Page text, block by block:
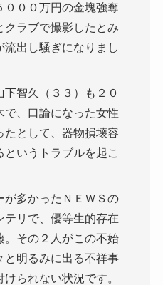
０００万円の金塊強奪
クラブで撮影したとみ
流出し騒ぎになりまし
智久（３３）も２０
で、口論になった女性
たとして、器物損壊容
いうトラブルを起こ
が多かったＮＥＷＳの
テリで、優等生的存在
。その２人がこの不始
と明るみに出る不祥事
られない状況です。